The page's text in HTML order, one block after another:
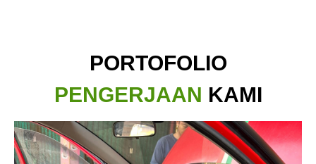
PORTOFOLIO
PENGERJAAN KAMI